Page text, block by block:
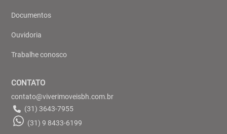
Documentos
Ouvidoria
Trabalhe conosco
CONTATO
contato@viverimoveisbh.com.br
(31) 3643-7955
(31) 9 8433-6199